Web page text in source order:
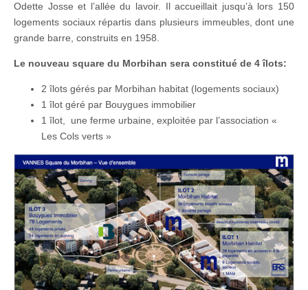
Odette Josse et l’allée du lavoir. Il accueillait jusqu’à lors 150
logements sociaux répartis dans plusieurs immeubles, dont une
grande barre, construits en 1958.
Le nouveau square du Morbihan sera constitué de 4 îlots:
2 îlots gérés par Morbihan habitat (logements sociaux)
1 îlot géré par Bouygues immobilier
1 îlot, une ferme urbaine, exploitée par l’association «
Les Cols verts »